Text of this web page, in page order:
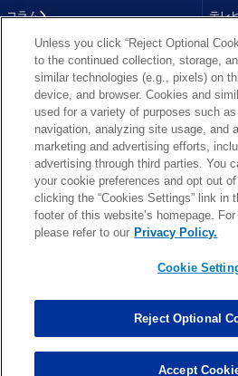
コラム テレ
画像
More NFL 特集
TOP お問い合わせ
PHOTO BY AP Images / PHOTO
Unless you click “Reject Optional
to the continued collection, storage,
similar technologies (e.g., pixels) on
device, and browser. Cookies and
used for a variety of purposes such
navigation, analyzing site usage, and
marketing and advertising efforts,
advertising through third parties. You
your cookie preferences and opt out
clicking the “Cookies Settings” link in
footer of this website’s homepage.
please refer to our Privacy Policy.
Cookie
Reject Optional
Accept